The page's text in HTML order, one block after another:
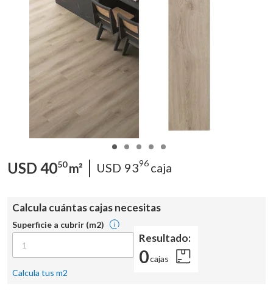
USD 4050 m² USD 9396 caja
Calcula cuántas cajas necesitas
Superficie a cubrir (m2)
Calcula tus m2
Resultado:
0cajas